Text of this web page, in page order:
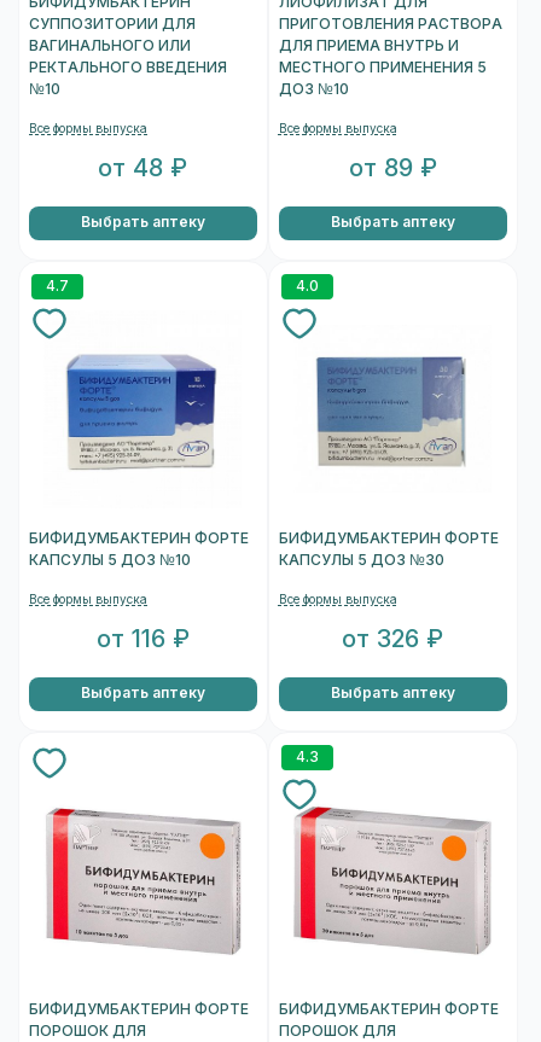
СУППОЗИТОРИИ ДЛЯ
ВАГИНАЛЬНОГО ИЛИ
РЕКТАЛЬНОГО ВВЕДЕНИЯ
№10
Все формы выпуска
от 48 ₽
Выбрать аптеку
ПРИГОТОВЛЕНИЯ РАСТВОРА
ДЛЯ ПРИЕМА ВНУТРЬ И
МЕСТНОГО ПРИМЕНЕНИЯ 5
ДОЗ №10
Все формы выпуска
от 89 ₽
Выбрать аптеку
4.7
БИФИДУМБАКТЕРИН ФОРТЕ
КАПСУЛЫ 5 ДОЗ №10
Все формы выпуска
от 116 ₽
Выбрать аптеку
4.0
БИФИДУМБАКТЕРИН ФОРТЕ
КАПСУЛЫ 5 ДОЗ №30
Все формы выпуска
от 326 ₽
Выбрать аптеку
БИФИДУМБАКТЕРИН ФОРТЕ
ПОРОШОК ДЛЯ
4.3
БИФИДУМБАКТЕРИН ФОРТЕ
ПОРОШОК ДЛЯ